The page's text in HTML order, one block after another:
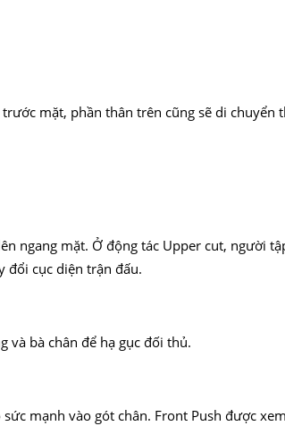
mặt, phần thân trên cũng sẽ di
mặt. Ở động tác Upper cut, người
đổi cục diện trận đấu.
và bà chân để hạ gục đối thủ.
mạnh vào gót chân. Front Push được